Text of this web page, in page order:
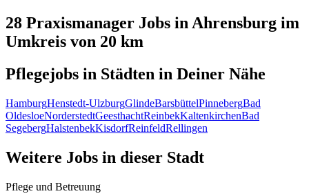
28 Praxismanager Jobs in Ahrensburg im
Umkreis von 20 km
Pflegejobs in Städten in Deiner Nähe
HamburgHenstedt-UlzburgGlindeBarsbüttelPinnebergBad
OldesloeNorderstedtGeesthachtReinbekKaltenkirchenBad
SegebergHalstenbekKisdorfReinfeldRellingen
Weitere Jobs in dieser Stadt
Pflege und Betreuung